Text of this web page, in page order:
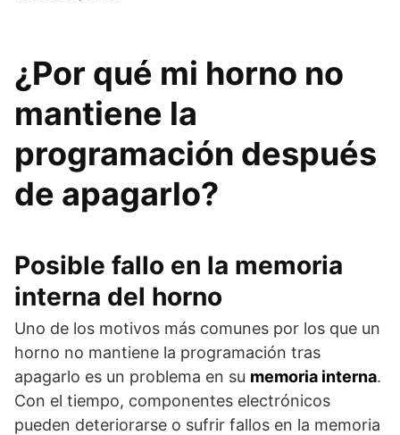
¿Por qué mi horno no
mantiene la
programación después
de apagarlo?
Posible fallo en la memoria
interna del horno
Uno de los motivos más comunes por los que un
horno no mantiene la programación tras
apagarlo es un problema en su memoria interna.
Con el tiempo, componentes electrónicos
pueden deteriorarse o sufrir fallos en la memoria